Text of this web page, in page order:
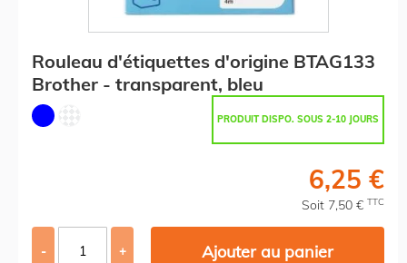
Rouleau d'étiquettes d'origine BTAG133
Brother - transparent, bleu
PRODUIT DISPO. SOUS 2-10 JOURS
6,25 €
Soit 7,50 € TTC
- + Ajouter au panier